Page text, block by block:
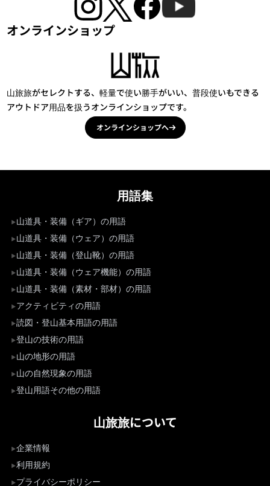
オンラインショップ
山旅旅がセレクトする、軽量で使い勝手がいい、普段使いもできる
アウトドア用品を扱うオンラインショップです。
オンラインショップへ
用語集
山道具・装備（ギア）の用語
山道具・装備（ウェア）の用語
山道具・装備（登山靴）の用語
山道具・装備（ウェア機能）の用語
山道具・装備（素材・部材）の用語
アクティビティの用語
読図・登山基本用語の用語
登山の技術の用語
山の地形の用語
山の自然現象の用語
登山用語その他の用語
山旅旅について
企業情報
利用規約
プライバシーポリシー